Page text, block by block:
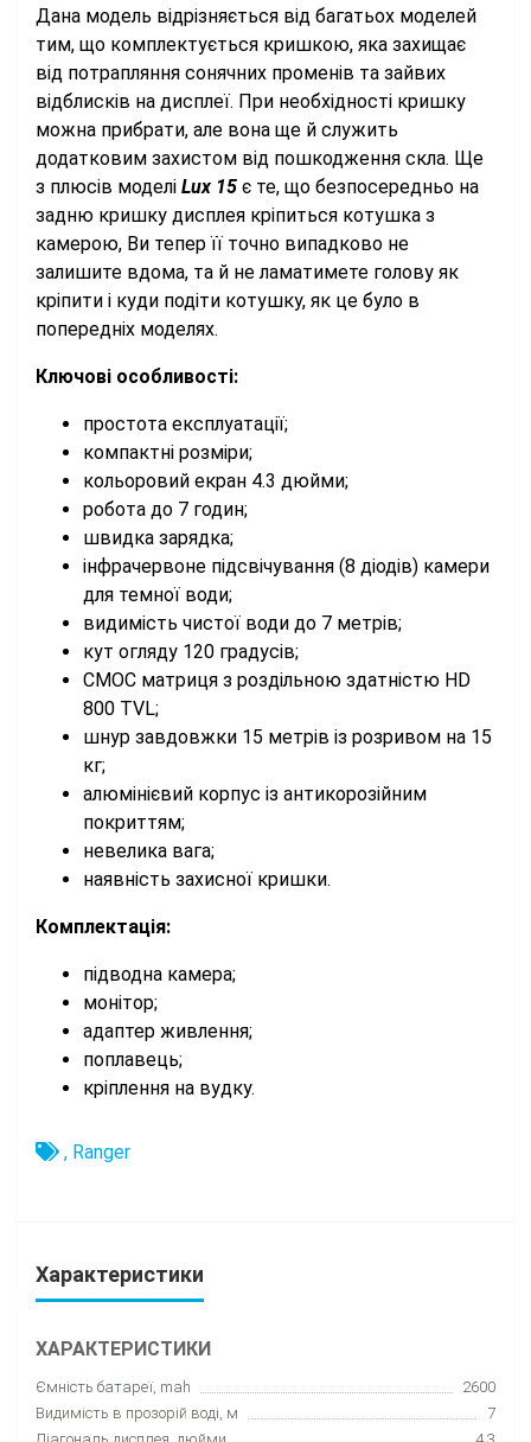
Дана модель відрізняється від багатьох моделей
тим, що комплектується кришкою, яка захищає
від потрапляння сонячних променів та зайвих
відблисків на дисплеї. При необхідності кришку
можна прибрати, але вона ще й служить
додатковим захистом від пошкодження скла. Ще
з плюсів моделі Lux 15 є те, що безпосередньо на
задню кришку дисплея кріпиться котушка з
камерою, Ви тепер її точно випадково не
залишите вдома, та й не ламатимете голову як
кріпити і куди подіти котушку, як це було в
попередніх моделях.
Ключові особливості:
простота експлуатації;
компактні розміри;
кольоровий екран 4.3 дюйми;
робота до 7 годин;
швидка зарядка;
інфрачервоне підсвічування (8 діодів) камери
для темної води;
видимість чистої води до 7 метрів;
кут огляду 120 градусів;
CMOC матриця з роздільною здатністю HD
800 TVL;
шнур завдовжки 15 метрів із розривом на 15
кг;
алюмінієвий корпус із антикорозійним
покриттям;
невелика вага;
наявність захисної кришки.
Комплектація:
підводна камера;
монітор;
адаптер живлення;
поплавець;
кріплення на вудку.
, Ranger
Характеристики
ХАРАКТЕРИСТИКИ
Ємність батареї, mah
2600
Видимість в прозорій воді, м
7
Діагональ дисплея, дюйми
4.3